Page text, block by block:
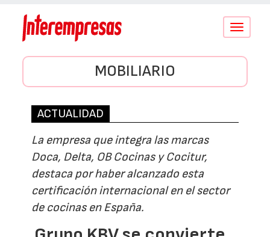
Conmutar
MOBILIARIO
ACTUALIDAD
La empresa que integra las marcas
Doca, Delta, OB Cocinas y Cocitur,
destaca por haber alcanzado esta
certificación internacional en el sector
de cocinas en España.